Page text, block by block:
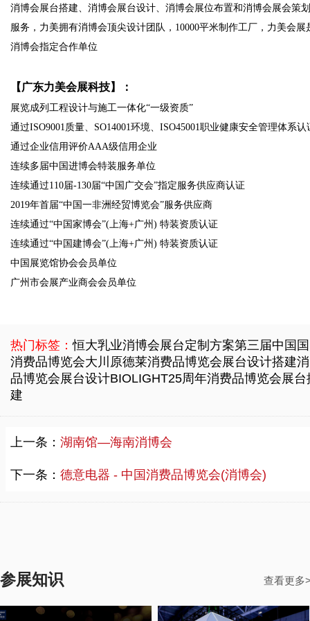
消博会展台搭建、消博会展台设计、消博会展位布置和消博会展会策
服务，力美拥有消博会顶尖设计团队，10000平米制作工厂，力美会展
消博会指定合作单位
【广东力美会展科技】：
展览成列工程设计与施工一体化“一级资质”
通过ISO9001质量、SO14001环境、ISO45001职业健康安全管理体系认
通过企业信用评价AAA级信用企业
连续多届中国进博会特装服务单位
连续通过110届-130届“中国广交会”指定服务供应商认证
2019年首届“中国一非洲经贸博览会”服务供应商
连续通过“中国家博会”(上海+广州) 特装资质认证
连续通过“中国建博会”(上海+广州) 特装资质认证
中国展览馆协会会员单位
广州市会展产业商会会员单位
热门标签：恒大乳业消博会展台定制方案第三届中国
消费品博览会大川原德莱消费品博览会展台设计搭建
品博览会展台设计BIOLIGHT25周年消费品博览会展台
建
上一条： 湖南馆—海南消博会
下一条： 德意电器 - 中国消费品博览会(消博会)
参展知识 查看更多